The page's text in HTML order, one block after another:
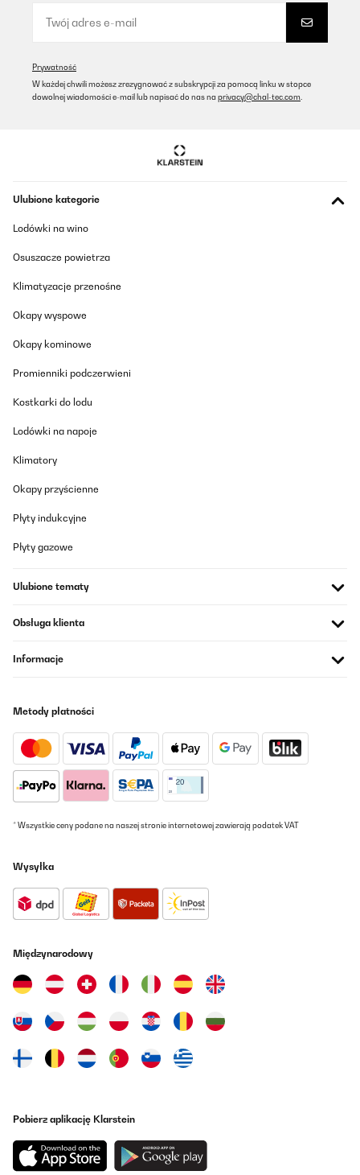
Prywatność
W każdej chwili możesz zrezygnować z subskrypcji za pomocą linku w stopce
dowolnej wiadomości e-mail lub napisać do nas na privacy@chal-tec.com
Ulubione kategorie
Lodówki na wino
Osuszacze powietrza
Klimatyzacje przenośne
Okapy wyspowe
Okapy kominowe
Promienniki podczerwieni
Kostkarki do lodu
Lodówki na napoje
Klimatory
Okapy przyścienne
Płyty indukcyjne
Płyty gazowe
Ulubione tematy
Obsługa klienta
Informacje
Metody płatności
* Wszystkie ceny podane na naszej stronie internetowej zawierają podatek VAT
Wysyłka
Międzynarodowy
Pobierz aplikację Klarstein